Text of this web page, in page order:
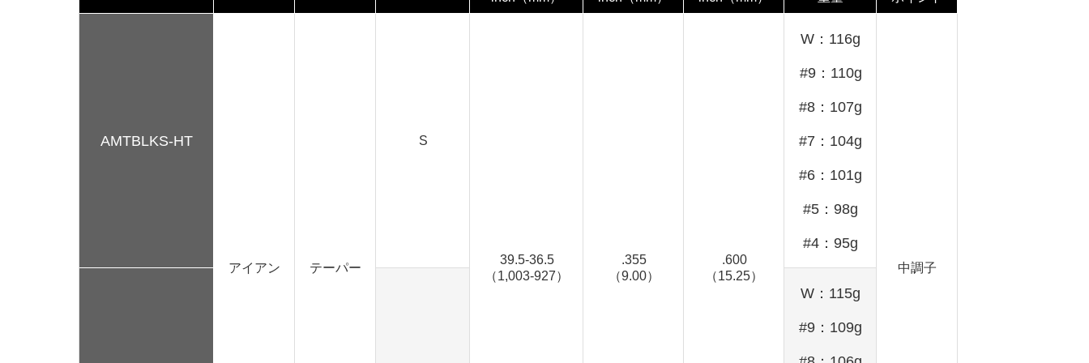
AMTBLKS-HT
アイアン テーパー
S
39.5-36.5
（1,003-927）
.355
（9.00）
.600
（15.25）
W：116g
#9：110g
#8：107g
#7：104g
#6：101g
#5：98g
#4：95g
中調子
W：115g
#9：109g